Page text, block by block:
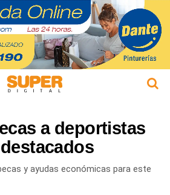
a deportistas
y ayudas económicas para este